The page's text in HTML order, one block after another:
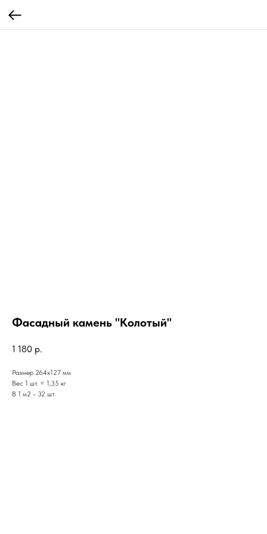
Фасадный камень "Колотый"
1 180 р.
Размер 264х127 мм
Вес 1 шт. = 1,35 кг
В 1 м2 - 32 шт.